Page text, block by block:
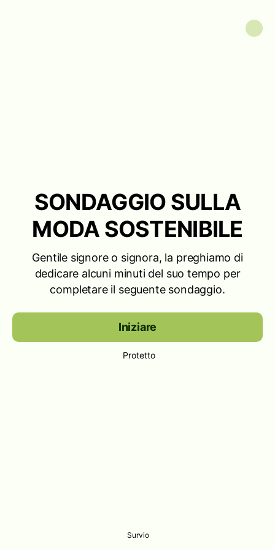
SONDAGGIO SULLA
MODA SOSTENIBILE
Gentile signore o signora, la preghiamo di
dedicare alcuni minuti del suo tempo per
completare il seguente sondaggio.
Iniziare
Protetto
Survio